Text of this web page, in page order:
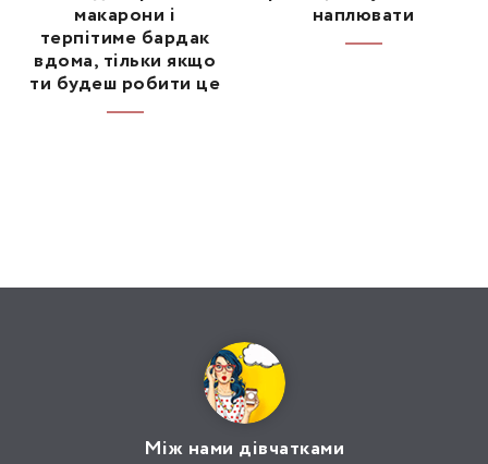
макарони і
терпітиме бардак
вдома, тільки якщо
ти будеш робити це
наплювати
Між нами дівчатками